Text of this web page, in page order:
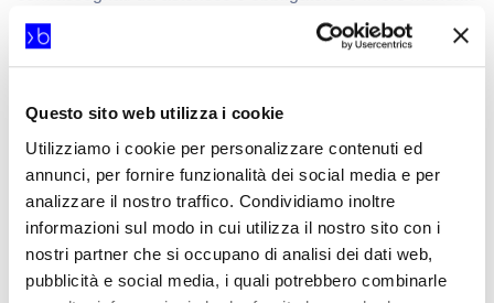
Questo sito web utilizza i cookie
Utilizziamo i cookie per personalizzare contenuti ed
annunci, per fornire funzionalità dei social media e per
analizzare il nostro traffico. Condividiamo inoltre
informazioni sul modo in cui utilizza il nostro sito con i
nostri partner che si occupano di analisi dei dati web,
pubblicità e social media, i quali potrebbero combinarle
registrazione. Il rilascio dei dati presenti nei campi non
indicazione non pregiudica il completamento della
procedura.
Per le finalità indicate al punto 3 lettera c) il conferimento
dei dati non ha natura obbligatoria.
6 - Conservazione dei dati
I dati personali, oggetto di trattamento per le finalità sopra
indicate, saranno conservati per il periodo di durata del